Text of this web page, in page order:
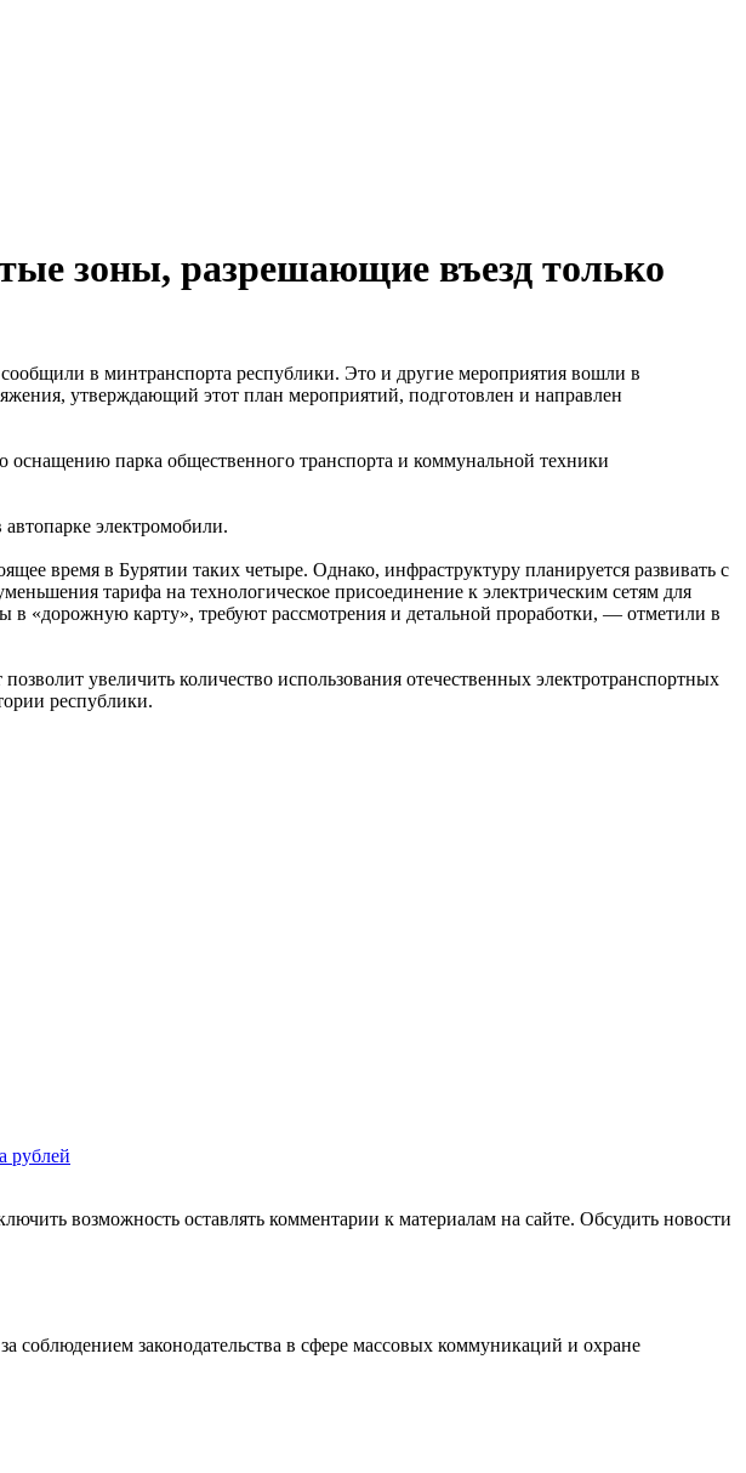
зоны, разрешающие въезд только
в минтранспорта республики. Это и другие мероприятия вошли в
утверждающий этот план мероприятий, подготовлен и направлен
оснащению парка общественного транспорта и коммунальной техники
электромобили.
время в Бурятии таких четыре. Однако, инфраструктуру планируется развивать с
тарифа на технологическое присоединение к электрическим сетям для
в «дорожную карту», требуют рассмотрения и детальной проработки, — отметили в
увеличить количество использования отечественных электротранспортных
республики.
рублей
возможность оставлять комментарии к материалам на сайте. Обсудить новости
законодательства в сфере массовых коммуникаций и охране